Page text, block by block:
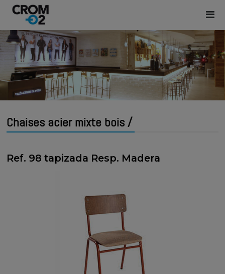
Chaises acier mixte bois /
Ref. 98 tapizada Resp. Madera